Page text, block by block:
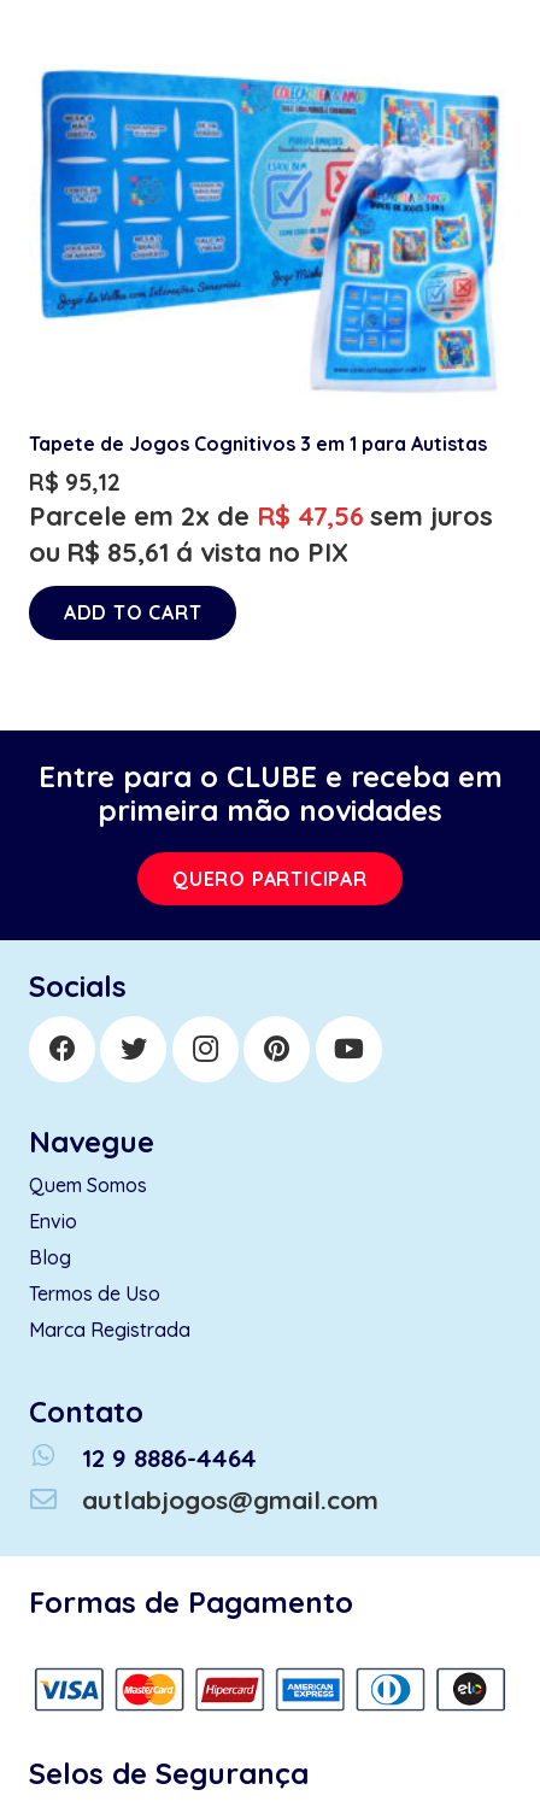
Tapete de Jogos Cognitivos 3 em 1 para Autistas
R$ 95,12
Parcele em 2x de R$ 47,56 sem juros
ou R$ 85,61 á vista no PIX
ADD TO CART
Entre para o CLUBE e receba em
primeira mão novidades
QUERO PARTICIPAR
Socials
Navegue
Quem Somos
Envio
Blog
Termos de Uso
Marca Registrada
Contato
whatsapp
12 9 8886-4464
autlabjogos@gmail.com
Formas de Pagamento
Selos de Segurança